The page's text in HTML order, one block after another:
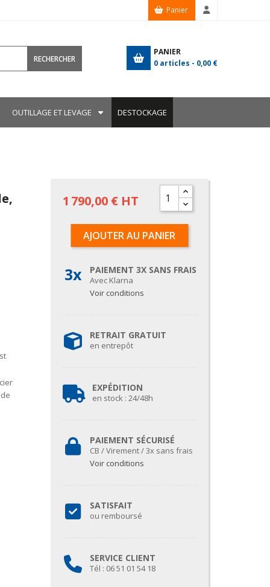
Panier
RECHERCHER
PANIER
0 articles - 0,00 €
OUTILLAGE ET LEVAGE DESTOCKAGE
1 790,00 € HT
AJOUTER AU PANIER
3x PAIEMENT 3X SANS FRAIS
Avec Klarna
Voir conditions
RETRAIT GRATUIT
en entrepôt
EXPÉDITION
en stock : 24/48h
PAIEMENT SÉCURISÉ
CB / Virement / 3x sans frais
Voir conditions
SATISFAIT
ou remboursé
SERVICE CLIENT
Tél : 06 51 01 54 18